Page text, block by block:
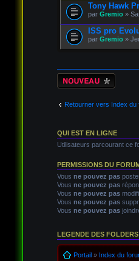
Tony Hawk
par Gremio»
ISS pro
par Gremio»
Écrire un nouveau
sujet
Retourner vers Index du
QUI EST EN LIGNE
Utilisateurs parcourant ce
PERMISSIONS DU
Vous ne pouvez pas
Vous ne pouvez pas
Vous ne pouvez pas
Vous ne pouvez pas
Vous ne pouvez pas
LEGENDE DES FOLDERS
Portail» Index du